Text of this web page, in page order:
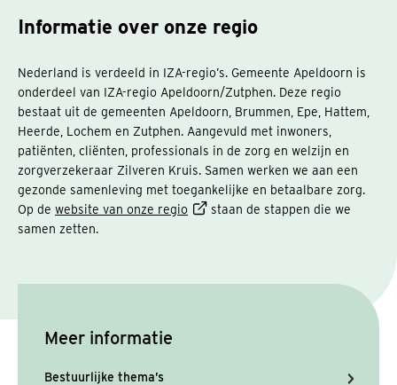
Informatie over onze regio
Nederland is verdeeld in IZA-regio’s. Gemeente Apeldoorn is
onderdeel van IZA-regio Apeldoorn/Zutphen. Deze regio
bestaat uit de gemeenten Apeldoorn, Brummen, Epe, Hattem,
Heerde, Lochem en Zutphen. Aangevuld met inwoners,
patiënten, cliënten, professionals in de zorg en welzijn en
zorgverzekeraar Zilveren Kruis. Samen werken we aan een
gezonde samenleving met toegankelijke en betaalbare zorg.
Op de website van onze regio
staan de stappen die we
samen zetten.
Meer informatie
Bestuurlijke thema’s